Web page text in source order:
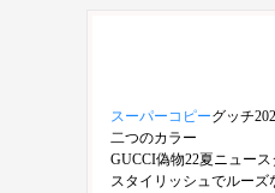
スーパーコピーグッチ
二つのカラー
GUCCI偽物22夏ニュー
スタイリッシュでルー